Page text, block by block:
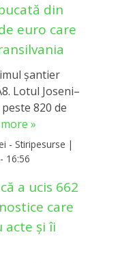
din
euro care
șantier
Lotul Joseni–
820 de
»
- Stiripesurse |
16:56
a ucis 662
care
acte și îi